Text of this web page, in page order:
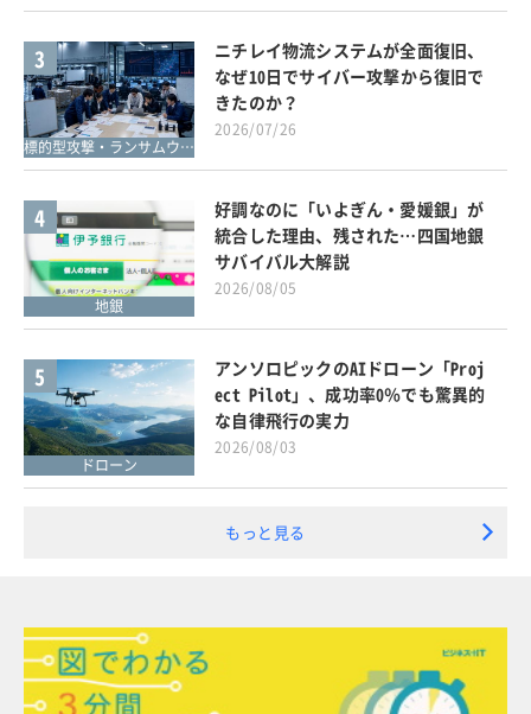
3
標的型攻撃・ランサムウェア対策
ニチレイ物流システムが全面復旧、
なぜ10日でサイバー攻撃から復旧で
きたのか？
2026/07/26
4
地銀
好調なのに「いよぎん・愛媛銀」が
統合した理由、残された…四国地銀
サバイバル大解説
2026/08/05
5
ドローン
アンソロピックのAIドローン「Proj
ect Pilot」、成功率0％でも驚異的
な自律飛行の実力
2026/08/03
もっと見る